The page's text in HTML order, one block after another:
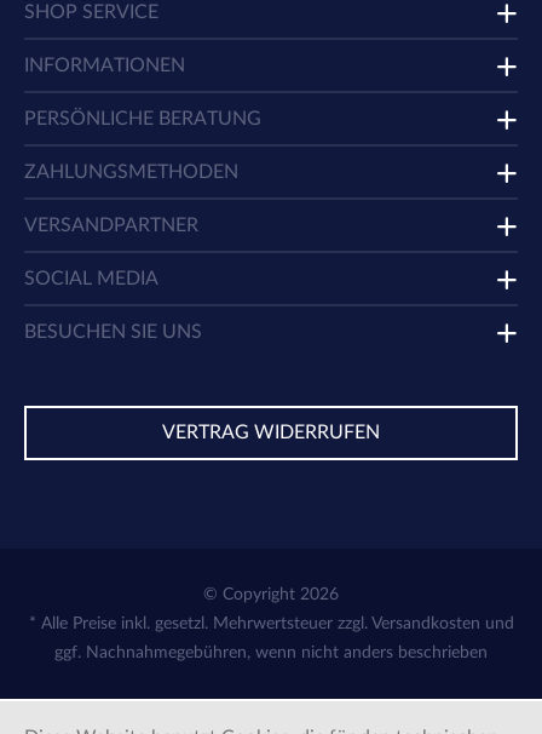
SHOP SERVICE
INFORMATIONEN
PERSÖNLICHE BERATUNG
ZAHLUNGSMETHODEN
VERSANDPARTNER
SOCIAL MEDIA
BESUCHEN SIE UNS
VERTRAG WIDERRUFEN
© Copyright 2026
* Alle Preise inkl. gesetzl. Mehrwertsteuer zzgl. Versandkosten und
ggf. Nachnahmegebühren, wenn nicht anders beschrieben